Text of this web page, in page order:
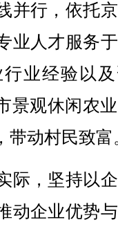
并行，依托
业人才服务
业经验以
景观休闲农
带动村民致富
，坚持以
动企业优势